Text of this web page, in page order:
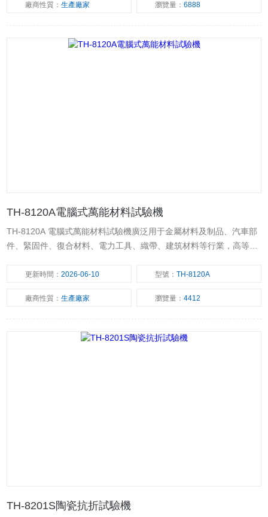
廠商性質：生產廠家 瀏覽量：6888
TH-8120A電腦式萬能材料試驗機
TH-8120A 電腦式萬能材料試驗機廣泛用于金屬材料及制品、汽車部
件、緊固件、復合材料、電力工具、織帶、建筑材料等行業，高等院
更新時間：2026-06-10 型號：TH-8120A
廠商性質：生產廠家 瀏覽量：4412
TH-8201S陶瓷抗折試驗機